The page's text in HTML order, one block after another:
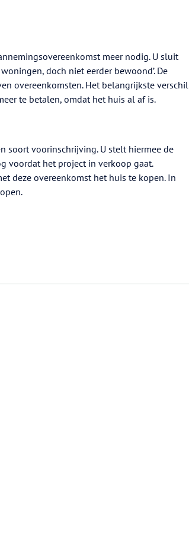
meer nodig. U sluit
doch niet eerder bewoond’. De
overeenkomsten. Het belangrijkste verschil
te betalen, omdat het huis al af is.
soort voorinschrijving. U stelt hiermee de
voordat het project in verkoop gaat.
deze overeenkomst het huis te kopen. In